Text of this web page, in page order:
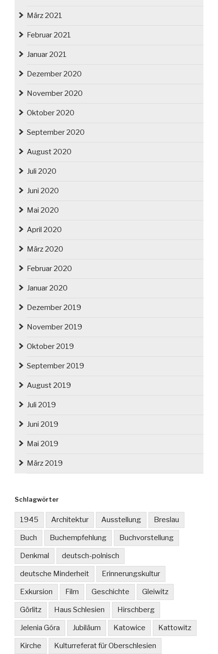
März 2021
Februar 2021
Januar 2021
Dezember 2020
November 2020
Oktober 2020
September 2020
August 2020
Juli 2020
Juni 2020
Mai 2020
April 2020
März 2020
Februar 2020
Januar 2020
Dezember 2019
November 2019
Oktober 2019
September 2019
August 2019
Juli 2019
Juni 2019
Mai 2019
März 2019
Schlagwörter
1945 Architektur Ausstellung Breslau
Buch Buchempfehlung Buchvorstellung
Denkmal deutsch-polnisch
deutsche Minderheit Erinnerungskultur
Exkursion Film Geschichte Gleiwitz
Görlitz Haus Schlesien Hirschberg
Jelenia Góra Jubiläum Katowice Kattowitz
Kirche Kulturreferat für Oberschlesien